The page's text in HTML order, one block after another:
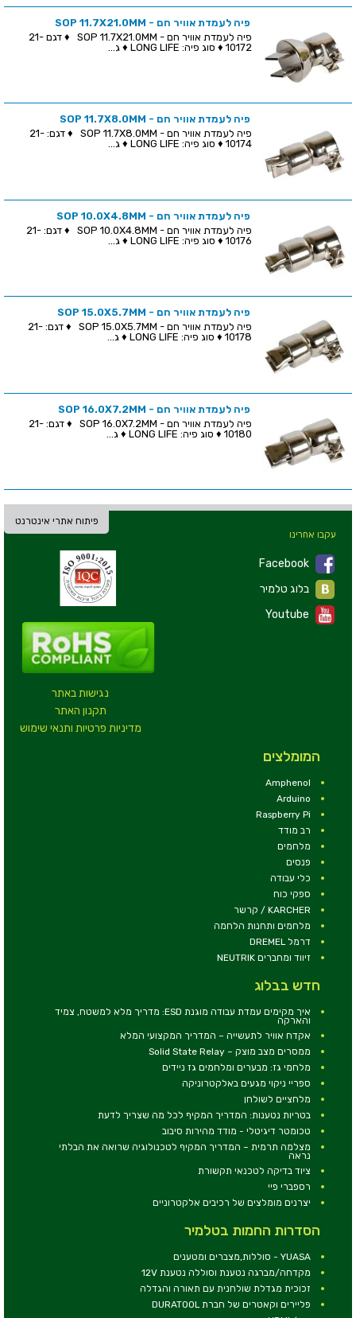
פיה לעמדת אוויר חם - SOP 11.7X21.0MM
פיה לעמדת אוויר חם - SOP 11.7X21.0MM ♦ דגם 21-
10172 ♦ סוג פיה: LONG LIFE ♦ ג...
פיה לעמדת אוויר חם - SOP 11.7X8.0MM
פיה לעמדת אוויר חם - SOP 11.7X8.0MM ♦ דגם: 21-
10174 ♦ סוג פיה: LONG LIFE ♦ ג...
פיה לעמדת אוויר חם - SOP 10.0X4.8MM
פיה לעמדת אוויר חם - SOP 10.0X4.8MM ♦ דגם: 21-
10176 ♦ סוג פיה: LONG LIFE ♦ ג...
פיה לעמדת אוויר חם - SOP 15.0X5.7MM
פיה לעמדת אוויר חם - SOP 15.0X5.7MM ♦ דגם: 21-
10178 ♦ סוג פיה: LONG LIFE ♦ ג...
פיה לעמדת אוויר חם - SOP 16.0X7.2MM
פיה לעמדת אוויר חם - SOP 16.0X7.2MM ♦ דגם: 21-
10180 ♦ סוג פיה: LONG LIFE ♦ ג...
פיתוח אתרי אינטרנט
נגישות באתר
תקנון האתר
מדיניות פרטיות ותנאי שימוש
עקבו אחרינו
Facebook
Youtube
המומלצים
Amphenol
Arduino
Raspberry Pi
רב מודד
מלחמים
פנסים
כלי עבודה
ספקי כוח
KARCHER / קרשר
מלחמים ותחנות הלחמה
דרמל DREMEL
זיווד ומחברים NEUTRIK
חדש בבלוג
איך מקימים עמדת עבודה מוגנת ESD: מדריך מלא למשטח, צמיד
והארקה
אקדח אוויר לתעשייה – המדריך המקצועי המלא
ממסרים מצב מוצק – Solid State Relay
מלחמי גז: מבערים ומלחמים גז ניידים
ספריי ניקוי מגעים באלקטרוניקה
מלחציים לשולחן
בטריות נטענות: המדריך המקיף לכל מה שצריך לדעת
טכומטר דיגיטלי - מודד מהירות סיבוב
מצלמה תרמית – המדריך המקיף לטכנולוגיה שרואה את הבלתי
נראה
ציוד בדיקה לטכנאי תקשורת
רספברי פיי
יצרנים מומלצים של רכיבים אלקטרוניים
הסדרות החמות בטלמיר
YUASA - סוללות,מצברים ומטענים
מקדחה/מברגה נטענת וסוללה נטענת 12V
זכוכית מגדלת שולחנית עם תאורה והגדלה
פליירים וקאטרים של חברת DURATOOL